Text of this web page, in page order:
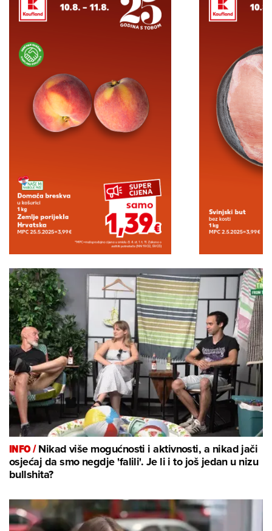
INFO /Nikad više mogućnosti i aktivnosti, a nikad jači
osjećaj da smo negdje 'falili'. Je li i to još jedan u nizu
bullshita?